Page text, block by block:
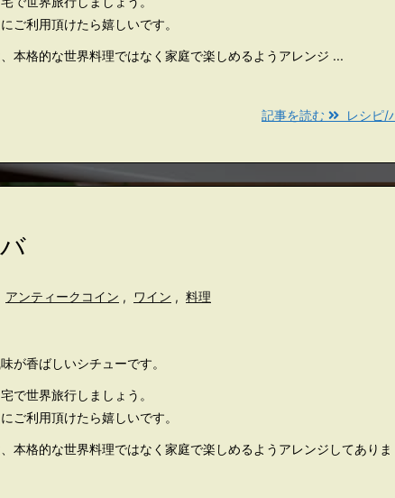
ご利用頂けたら嬉しいです。
本格的な世界料理ではなく家庭で楽しめるようアレンジ ...
記事を読む レシピ/
アンティークコイン , ワイン , 料理
が香ばしいシチューです。
で世界旅行しましょう。
ご利用頂けたら嬉しいです。
本格的な世界料理ではなく家庭で楽しめるようアレンジしてありま